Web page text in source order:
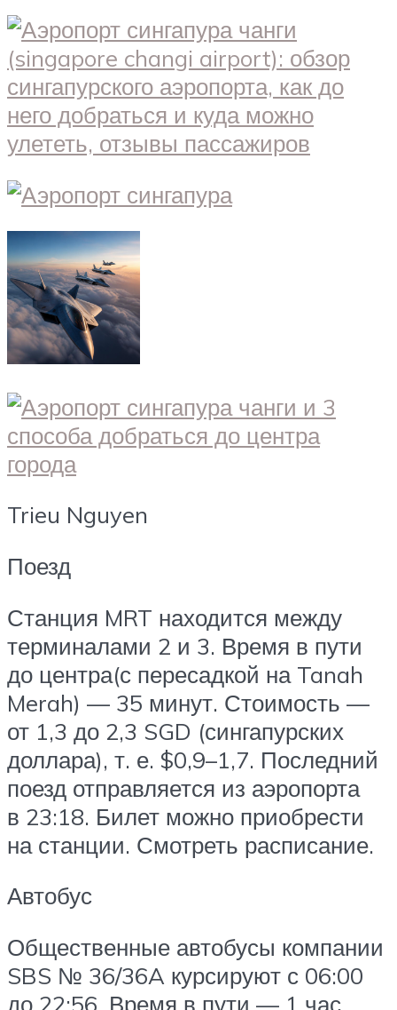
Trieu Nguyen
Поезд
Станция MRT находится между
терминалами 2 и 3. Время в пути
до центра(с пересадкой на Tanah
Merah) — 35 минут. Стоимость —
от 1,3 до 2,3 SGD (сингапурских
доллара), т. е. $0,9–1,7. Последний
поезд отправляется из аэропорта
в 23:18. Билет можно приобрести
на станции. Смотреть расписание.
Автобус
Общественные автобусы компании
SBS № 36/36A курсируют с 06:00
до 22:56. Время в пути — 1 час,